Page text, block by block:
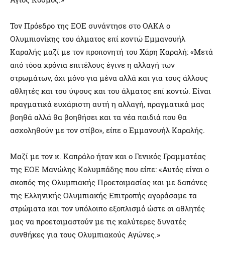
Τον Πρόεδρο της ΕΟΕ συνάντησε στο ΟΑΚΑ ο
Ολυμπιονίκης του άλματος επί κοντώ Εμμανουήλ
Καραλής μαζί με τον προπονητή του Χάρη Καραλή: «Μετά
από τόσα χρόνια επιτέλους έγινε η αλλαγή των
στρωμάτων, όχι μόνο για μένα αλλά και για τους άλλους
αθλητές και του ύψους και του άλματος επί κοντώ. Είναι
πραγματικά ευχάριστη αυτή η αλλαγή, πραγματικά μας
βοηθά αλλά θα βοηθήσει και τα νέα παιδιά που θα
ασχοληθούν με τον στίβο», είπε ο Eμμανουήλ Καραλής.
Μαζί με τον κ. Καπράλο ήταν και ο Γενικός Γραμματέας
της ΕΟΕ Μανώλης Κολυμπάδης που είπε: «Αυτός είναι ο
σκοπός της Ολυμπιακής Προετοιμασίας και με δαπάνες
της Ελληνικής Ολυμπιακής Επιτροπής αγοράσαμε τα
στρώματα και τον υπόλοιπο εξοπλισμό ώστε οι αθλητές
μας να προετοιμαστούν με τις καλύτερες δυνατές
συνθήκες για τους Ολυμπιακούς Αγώνες.»